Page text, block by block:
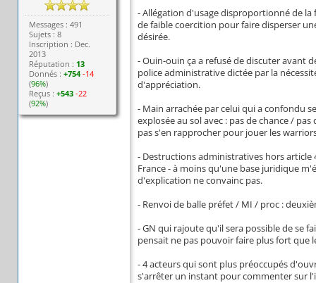
Messages : 491
Sujets : 8
Inscription : Dec.
2013
Réputation : 13
Donnés :+754 -14
(96%)
Reçus :+543 -22
(92%)
- Allégation d'usage disproportionné de la
de faible coercition pour faire disperser
désirée.
- Ouin-ouin ça a refusé de discuter avant
police administrative dictée par la
d'appréciation.
- Main arrachée par celui qui a confondu
explosée au sol avec : pas de chance /
pas s'en rapprocher pour jouer les
- Destructions administratives hors article
France - à moins qu'une base juridique
d'explication ne convainc pas.
- Renvoi de balle préfet / MI / proc :
- GN qui rajoute qu'il sera possible de se
pensait ne pas pouvoir faire plus fort que
- 4 acteurs qui sont plus préoccupés
s'arrêter un instant pour commenter sur